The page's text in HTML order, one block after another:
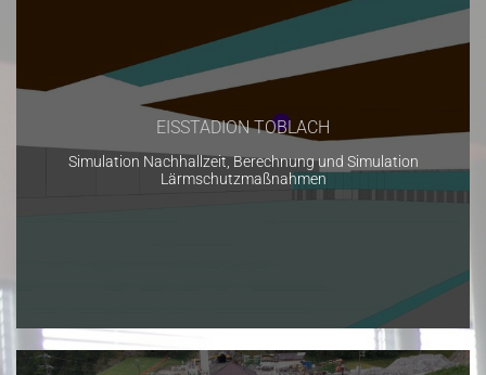
EISSTADION TOBLACH
Simulation Nachhallzeit, Berechnung und Simulation
Lärmschutzmaßnahmen